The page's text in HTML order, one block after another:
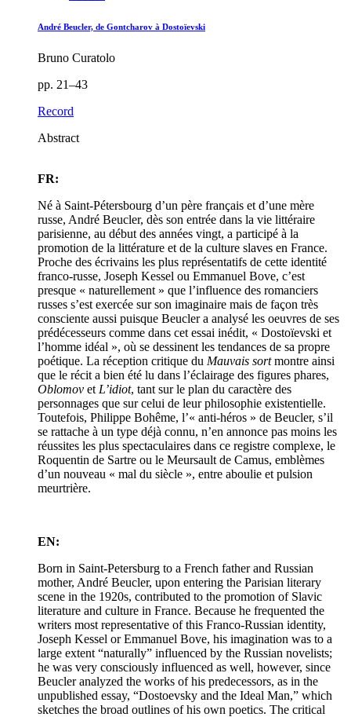
André Beucler, de Gontcharov à Dostoïevski
Bruno Curatolo
pp. 21–43
Record
Abstract
FR:
Né à Saint-Pétersbourg d’un père français et d’une mère
russe, André Beucler, dès son entrée dans la vie littéraire
parisienne, au début des années vingt, a participé à la
promotion de la littérature et de la culture slaves en France.
Proche des écrivains les plus représentatifs de cette identité
franco-russe, Joseph Kessel ou Emmanuel Bove, c’est
presque « naturellement » que l’influence des romanciers
russes s’est exercée sur son imaginaire mais de façon très
consciente aussi puisque Beucler a analysé les oeuvres de ses
prédécesseurs comme dans cet essai inédit, « Dostoïevski et
l’homme idéal », où se dessinent les tendances de sa propre
poétique. La réception critique du Mauvais sortmontre ainsi
que le récit a bien été lu dans l’éclairage des figures phares,
Oblomov et L’idiot, tant sur le plan du caractère des
personnages que sur celui de leur philosophie existentielle.
Toutefois, Philippe Bohême, l’« anti-héros » de Beucler, s’il
se rattache à un type déjà connu, n’en annonce pas moins les
réussites les plus spectaculaires dans ce registre complexe, le
Roquentin de Sartre ou le Meursault de Camus, emblèmes
d’un nouveau « mal du siècle », entre aboulie et pulsion
meurtrière.
EN:
Born in Saint-Petersburg to a French father and Russian
mother, André Beucler, upon entering the Parisian literary
scene in the 1920s, contributed to the promotion of Slavic
literature and culture in France. Because he frequented the
writers most representative of this Franco-Russian identity,
Joseph Kessel or Emmanuel Bove, his imagination was to a
large extent “naturally” influenced by the Russian novelists;
he was very consciously influenced as well, however, since
Beucler analyzed the works of his predecessors, as in the
unpublished essay, “Dostoevsky and the Ideal Man,” which
sketches the broad outlines of his own poetics. The critical